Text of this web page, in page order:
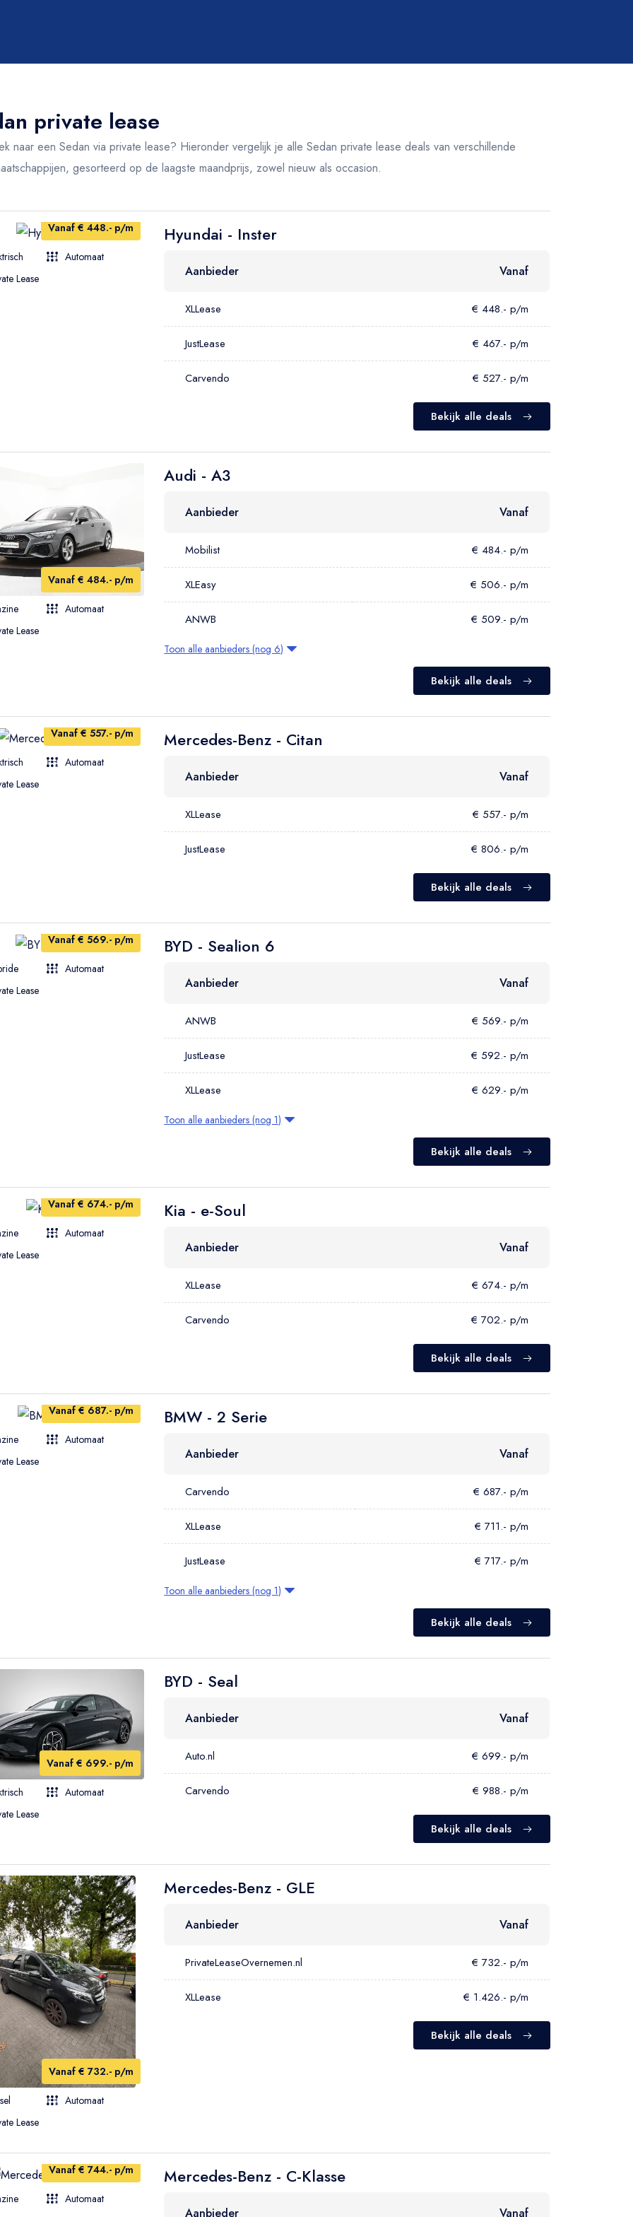
private lease
naar een Sedan via private lease? Hieronder vergelijk je alle Sedan private lease deals van verschillende
gesorteerd op de laagste maandprijs, zowel nieuw als occasion.
Transmissie
Handgeschakeld
Automaat
Brandstof
Hybride
Benzine
Diesel
Carrosserie
Alle
Vanaf € 448.- p/m
Automaat
Lease
Hyundai - Inster
Aanbieder Vanaf
XLLease € 448.- p/m
JustLease € 467.- p/m
Carvendo € 527.- p/m
Bekijk alle deals
Vanaf € 484.- p/m
Automaat
Lease
Audi - A3
Aanbieder Vanaf
Mobilist € 484.- p/m
XLEasy € 506.- p/m
ANWB € 509.- p/m
Toon alle aanbieders (nog 6)
Bekijk alle deals
Vanaf € 557.- p/m
Automaat
Lease
Mercedes-Benz - Citan
Aanbieder Vanaf
XLLease € 557.- p/m
JustLease € 806.- p/m
Bekijk alle deals
Vanaf € 569.- p/m
Automaat
Lease
BYD - Sealion 6
Aanbieder Vanaf
ANWB € 569.- p/m
JustLease € 592.- p/m
XLLease € 629.- p/m
Toon alle aanbieders (nog 1)
Bekijk alle deals
Vanaf € 674.- p/m
Automaat
Lease
Kia - e-Soul
Aanbieder Vanaf
XLLease € 674.- p/m
Carvendo € 702.- p/m
Bekijk alle deals
Vanaf € 687.- p/m
Automaat
Lease
BMW - 2 Serie
Aanbieder Vanaf
Carvendo € 687.- p/m
XLLease € 711.- p/m
JustLease € 717.- p/m
Toon alle aanbieders (nog 1)
Bekijk alle deals
Vanaf € 699.- p/m
Automaat
Lease
BYD - Seal
Aanbieder Vanaf
Auto.nl € 699.- p/m
Carvendo € 988.- p/m
Bekijk alle deals
Vanaf € 732.- p/m
Automaat
Lease
Mercedes-Benz - GLE
Aanbieder Vanaf
PrivateLeaseOvernemen.nl € 732.- p/m
XLLease € 1.426.- p/m
Bekijk alle deals
Vanaf € 744.- p/m
Automaat
Mercedes-Benz - C-Klasse
Aanbieder Vanaf